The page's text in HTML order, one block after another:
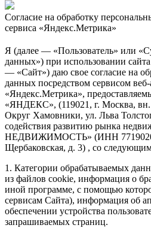
Согласие на обработку
сервиса «Яндекс.Метрика»
Я (далее — «Пользователь» или
данных») при использовании
— «Сайт») даю свое согласие на
данных посредством сервисом
«Яндекс.Метрика»,
«ЯНДЕКС», (119021, г. Москва,
Округ Хамовники, ул. Льва
содействия развитию рынка
НЕДВИЖИМОСТЬ» (ИНН
Щербаковская, д. 3) , со
1. Категории обрабатываемых
из файлов cookie, информация о
иной программе, с помощью
сервисам Сайта), информация об
обеспечении устройства
запрашиваемых страниц.